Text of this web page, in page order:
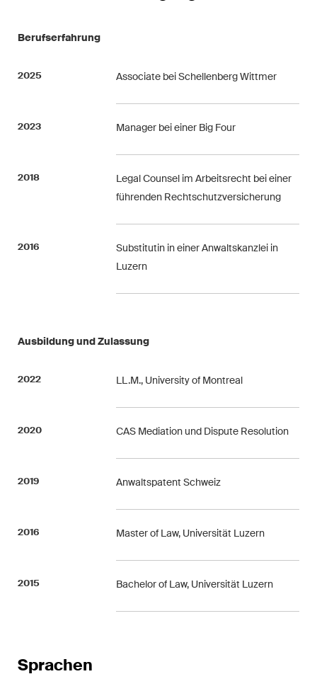
Berufserfahrung
2025 Associate bei Schellenberg Wittmer
2023 Manager bei einer Big Four
2018
Legal Counsel im Arbeitsrecht bei einer
führenden Rechtschutzversicherung
2016
Substitutin in einer Anwaltskanzlei in
Luzern
Ausbildung und Zulassung
2022 LL.M., University of Montreal
2020 CAS Mediation und Dispute Resolution
2019 Anwaltspatent Schweiz
2016 Master of Law, Universität Luzern
2015 Bachelor of Law, Universität Luzern
Sprachen
Arbitration Case Alert
Zusammenfassungen der
Bundesgerichts in
Schiedsverfahren.
Trends und rechtliche
Regelmässige Einblicke und
schnell verändernden
Umgebung von Umwelt-,
Sozial- und Corporate-
Prägnante Analyse der
wichtigsten Trends in der sich
Schweizer Unternehmen.